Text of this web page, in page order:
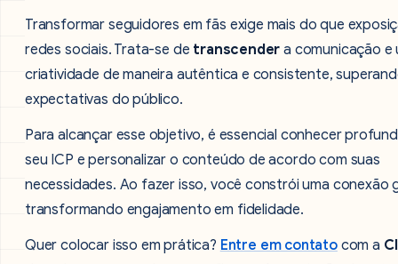
Transformar seguidores em fãs exige mais do que
redes sociais. Trata-se de transcender a comunicação e
criatividade de maneira autêntica e consistente,
expectativas do público.
Para alcançar esse objetivo, é essencial conhecer
seu ICP e personalizar o conteúdo de acordo com suas
necessidades. Ao fazer isso, você constrói uma conexão
transformando engajamento em fidelidade.
Quer colocar isso em prática? Entre em contatocom a